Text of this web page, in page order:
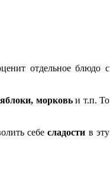
отдельное блюдо с
яблоки, морковьи т.п. То
себесладости в эту